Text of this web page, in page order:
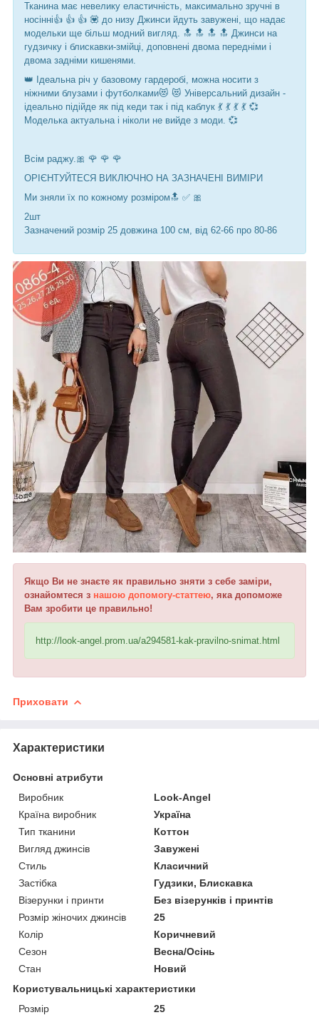
Тканина має невелику еластичність, максимально зручні в
носінні👍 👍 👍 💟 до низу Джинси йдуть завужені, що надає
модельки ще більш модний вигляд. 🔝 🔝 🔝 🔝 Джинси на
гудзичку і блискавки-змійці, доповнені двома передніми і
двома задніми кишенями.
👑 Ідеальна річ у базовому гардеробі, можна носити з
ніжними блузами і футболками😻 😻 Універсальний дизайн -
ідеально підійде як під кеди так і під каблук 💃 💃 💃 💃 💞
Моделька актуальна і ніколи не вийде з моди. 💞
Всім раджу.🎀 🌹 🌹 🌹
ОРІЄНТУЙТЕСЯ ВИКЛЮЧНО НА ЗАЗНАЧЕНІ ВИМІРИ
Ми зняли їх по кожному розміром🔝 ✅ 🎀
2шт
Зазначений розмір 25 довжина 100 см, від 62-66 про 80-86
Якщо Ви не знаєте як правильно зняти з себе заміри,
ознайомтеся з нашою допомогу-статтею, яка допоможе
Вам зробити це правильно!
http://look-angel.prom.ua/a294581-kak-pravilno-snimat.html
Приховати
Характеристики
Основні атрибути
Виробник
Look-Angel
Країна виробник
Україна
Тип тканини
Коттон
Вигляд джинсів
Завужені
Стиль
Класичний
Застібка
Гудзики, Блискавка
Візерунки і принти
Без візерунків і принтів
Розмір жіночих джинсів
25
Колір
Коричневий
Сезон
Весна/Осінь
Стан
Новий
Користувальницькі характеристики
Розмір
25